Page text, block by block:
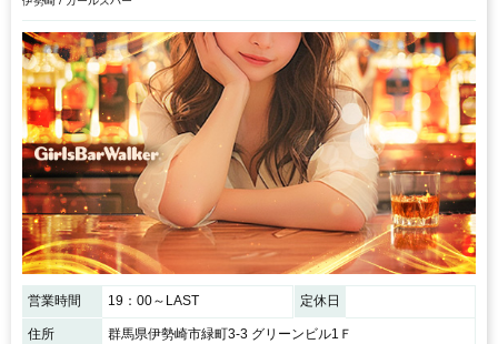
営業時間 19：00～LAST 定休日
住所 群馬県伊勢崎市緑町3-3 グリーンビル1Ｆ